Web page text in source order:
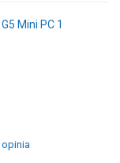
opinia